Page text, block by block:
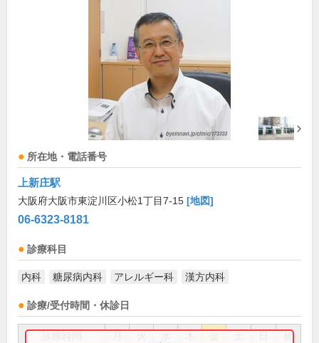
所在地・電話番号
上新庄駅
大阪府大阪市東淀川区小松1丁目7-15 [地図]
06-6323-8181
診療科目
内科 糖尿病内科 アレルギー科 漢方内科
診療/受付時間・休診日
祝